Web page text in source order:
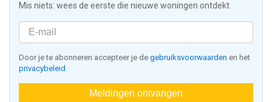
Mis niets: wees de eerste die nieuwe woningen ontdekt
Door je te abonneren accepteer je de gebruiksvoorwaarden en het
privacybeleid
Meldingen ontvangen